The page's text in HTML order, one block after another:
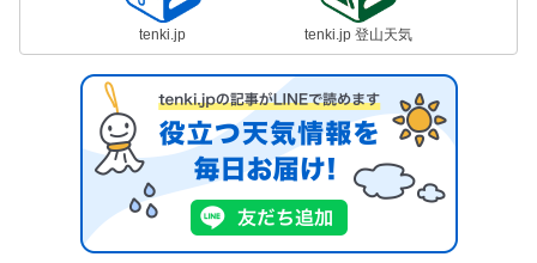
tenki.jp tenki.jp 登山天気